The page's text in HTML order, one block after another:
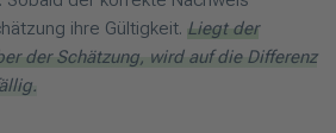
ihre Gültigkeit. Liegt der
der Schätzung, wird auf die Differenz